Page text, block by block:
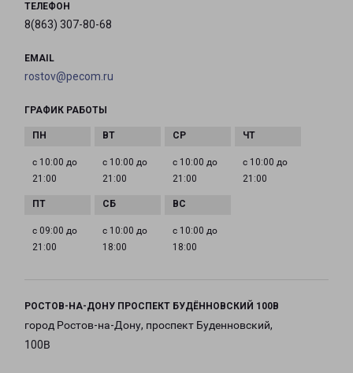
ТЕЛЕФОН
8(863) 307-80-68
EMAIL
rostov@pecom.ru
ГРАФИК РАБОТЫ
с 10:00 до
21:00
с 10:00 до
21:00
с 10:00 до
21:00
с 10:00 до
21:00
с 09:00 до
21:00
с 10:00 до
18:00
с 10:00 до
18:00
РОСТОВ-НА-ДОНУ ПРОСПЕКТ БУДЁННОВСКИЙ 100В
город Ростов-на-Дону, проспект Буденновский,
100В